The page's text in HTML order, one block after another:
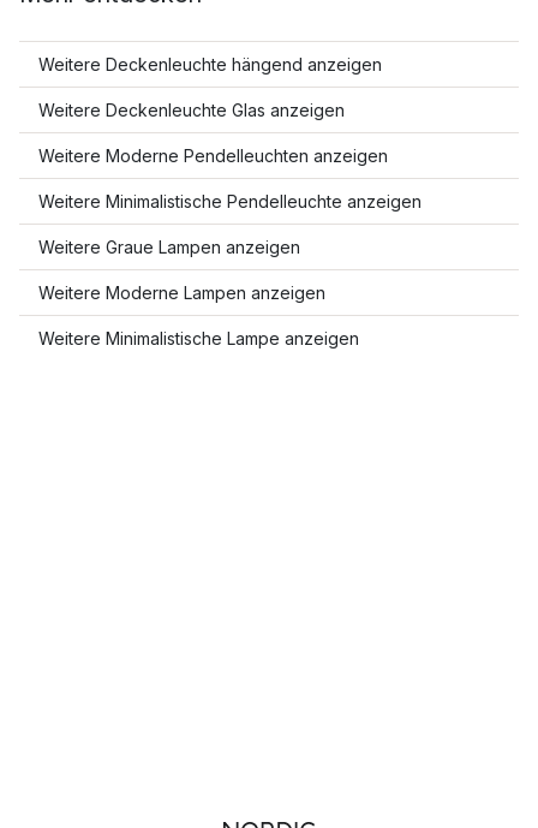
Weitere Deckenleuchte hängend anzeigen
Weitere Deckenleuchte Glas anzeigen
Weitere Moderne Pendelleuchten anzeigen
Weitere Minimalistische Pendelleuchte anzeigen
Weitere Graue Lampen anzeigen
Weitere Moderne Lampen anzeigen
Weitere Minimalistische Lampe anzeigen